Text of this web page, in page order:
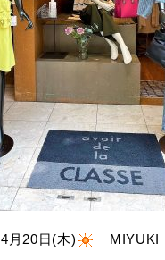
4月20日(木) MIYUKI